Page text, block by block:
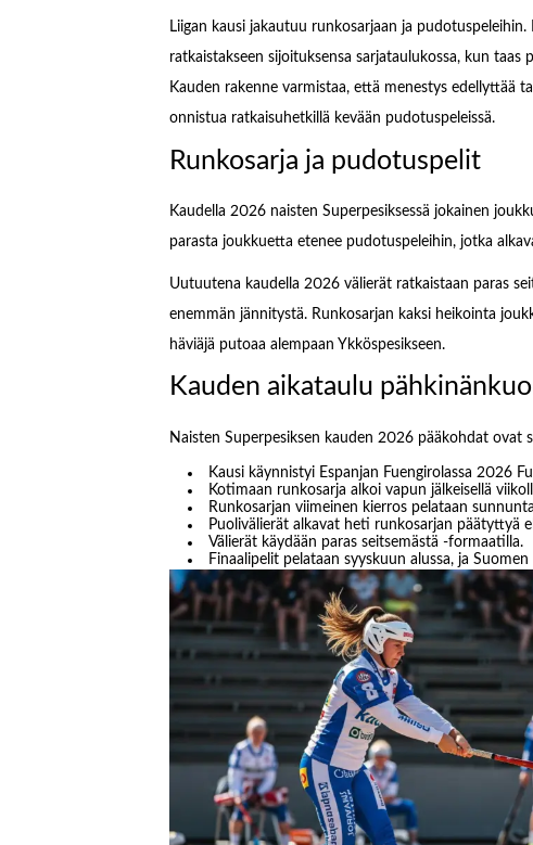
Liigan kausi jakautuu runkosarjaan ja
ratkaistakseen sijoituksensa sarjataulukossa, kun
Kauden rakenne varmistaa, että menestys edellyttää
onnistua ratkaisuhetkillä kevään pudotuspeleissä.
Runkosarja ja pudotuspelit
Kaudella 2026 naisten Superpesiksessä jokainen
parasta joukkuetta etenee pudotuspeleihin, jotka
Uutuutena kaudella 2026 välierät ratkaistaan paras
enemmän jännitystä. Runkosarjan kaksi heikointa
häviäjä putoaa alempaan Ykköspesikseen.
Kauden aikataulu
Naisten Superpesiksen kauden 2026 pääkohdat ovat
Kausi käynnistyi Espanjan Fuengirolassa 2026
Kotimaan runkosarja alkoi vapun jälkeisellä
Runkosarjan viimeinen kierros pelataan
Puolivälierät alkavat heti runkosarjan päätyttyä
Välierät käydään paras seitsemästä -formaatilla.
Finaalipelit pelataan syyskuun alussa, ja